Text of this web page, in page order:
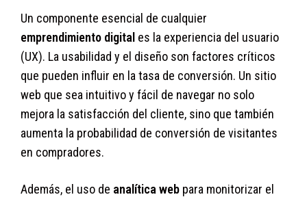
Un componente esencial de cualquier
emprendimiento digital es la experiencia del usuario
(UX). La usabilidad y el diseño son factores críticos
que pueden influir en la tasa de conversión. Un sitio
web que sea intuitivo y fácil de navegar no solo
mejora la satisfacción del cliente, sino que también
aumenta la probabilidad de conversión de visitantes
en compradores.
Además, el uso de analítica web para monitorizar el